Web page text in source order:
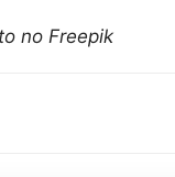
no Freepik